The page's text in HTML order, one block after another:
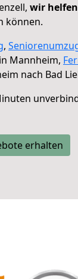
wir helfen
können.
,
in Mannheim,
nach Bad
erhalten